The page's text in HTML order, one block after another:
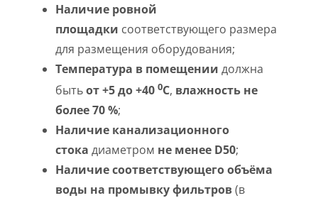
Наличие ровной
площадки соответствующего размера
для размещения оборудования;
Температура в помещении должна
бытьот +5 до +40 0С, влажность не
более 70 %;
Наличие канализационного
стока диаметром не менее D50;
Наличие соответствующего объёма
воды на промывку фильтров(в